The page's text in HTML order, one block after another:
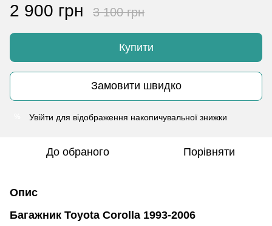
2 900 грн 3 100 грн
Купити
Замовити швидко
Увійти для відображення накопичувальної знижки
До обраного Порівняти
Опис
Багажник Toyota Corolla 1993-2006